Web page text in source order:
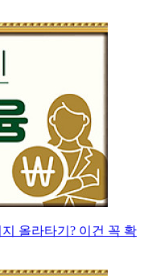
올라타기? 이건 꼭 확